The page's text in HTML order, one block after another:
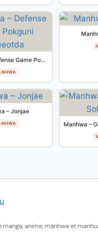
Manhwa – Defense Game Pokguni Doeeotda
– Jonjae
anime, manhwa et